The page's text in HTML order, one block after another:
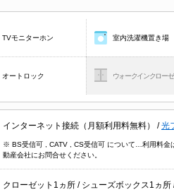
TVモニターホン 室内洗濯機置き場
オートロック ウォークインクロー
インターネット接続（月額利用料無料） /光
※ BS受信可 , CATV , CS受信可 について…利用料金
動産会社にお問合せください。
クローゼット1ヵ所 / シューズボックス1ヵ所